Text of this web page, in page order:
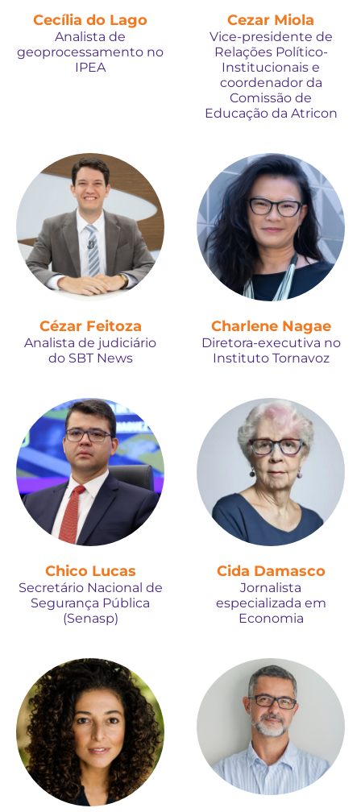
Cecília do Lago
Analista de
geoprocessamento no
IPEA
Cezar Miola
Vice-presidente de
Relações Político-
Institucionais e
coordenador da
Comissão de
Educação da Atricon
Cézar Feitoza
Analista de judiciário
do SBT News
Charlene Nagae
Diretora-executiva no
Instituto Tornavoz
Chico Lucas
Secretário Nacional de
Segurança Pública
(Senasp)
Cida Damasco
Jornalista
especializada em
Economia